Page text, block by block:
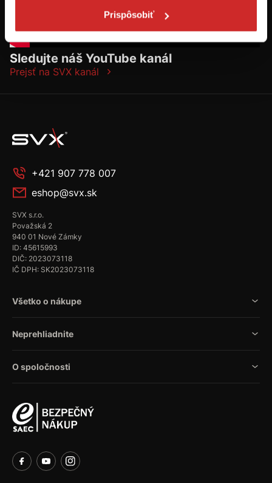
Prispôsobiť
Sledujte náš YouTube kanál
Prejsť na SVX kanál
+421 907 778 007
eshop@svx.sk
SVX s.r.o.
Považská 2
940 01 Nové Zámky
ID: 45615993
DIČ: 2023073118
IČ DPH: SK2023073118
Všetko o nákupe
Neprehliadnite
O spoločnosti